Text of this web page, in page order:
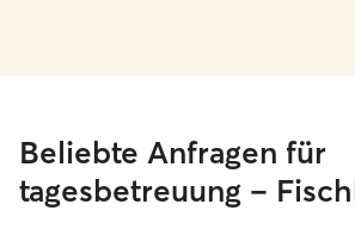
Beliebte Anfragen für
tagesbetreuung –